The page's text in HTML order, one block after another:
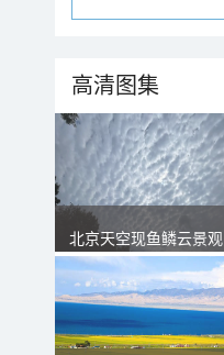
高清图集
北京天空现鱼鳞云景观